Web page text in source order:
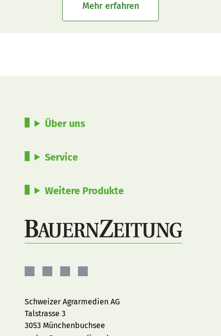
Mehr erfahren
Über uns
Service
Weitere Produkte
Facebook
Instagram
YouTubeLinkedIn
Schweizer Agrarmedien AG
Talstrasse 3
3053 Münchenbuchsee